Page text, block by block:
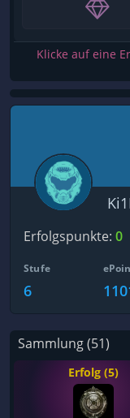
Klicke auf eine
Erfolgspunkte: 0
Stufe
6
Sammlung (51)
Erfolg (5)